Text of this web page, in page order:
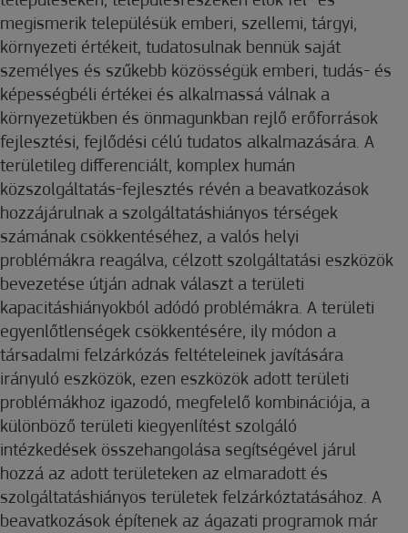
megismerik településük emberi, szellemi, tárgyi,
környezeti értékeit, tudatosulnak bennük saját
személyes és szűkebb közösségük emberi, tudás- és
képességbéli értékei és alkalmassá válnak a
környezetükben és önmagunkban rejlő erőforrások
fejlesztési, fejlődési célú tudatos alkalmazására. A
területileg differenciált, komplex humán
közszolgáltatás-fejlesztés révén a beavatkozások
hozzájárulnak a szolgáltatáshiányos térségek
számának csökkentéséhez, a valós helyi
problémákra reagálva, célzott szolgáltatási eszközök
bevezetése útján adnak választ a területi
kapacitáshiányokból adódó problémákra. A területi
egyenlőtlenségek csökkentésére, ily módon a
társadalmi felzárkózás feltételeinek javítására
irányuló eszközök, ezen eszközök adott területi
problémákhoz igazodó, megfelelő kombinációja, a
különböző területi kiegyenlítést szolgáló
intézkedések összehangolása segítségével járul
hozzá az adott területeken az elmaradott és
szolgáltatáshiányos területek felzárkóztatásához. A
beavatkozások építenek az ágazati programok már